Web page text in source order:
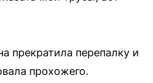
прекратила перепалку и
прохожего.